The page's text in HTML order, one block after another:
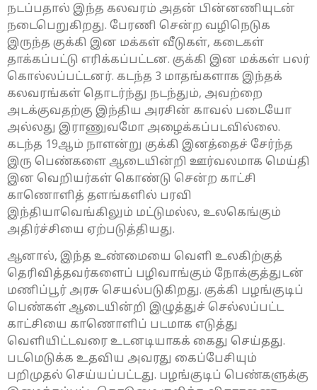
நடப்பதால் இந்த கலவரம் அதன் பின்னணியுடன்
நடைபெறுகிறது. பேரணி சென்ற வழிநெடுக
இருந்த குக்கி இன மக்கள் வீடுகள், கடைகள்
தாக்கப்பட்டு எரிக்கப்பட்டன. குக்கி இன மக்கள் பலர்
கொல்லப்பட்டனர். கடந்த 3 மாதங்களாக இந்தக்
கலவரங்கள் தொடர்ந்து நடந்தும், அவற்றை
அடக்குவதற்கு இந்திய அரசின் காவல் படையோ
அல்லது இராணுவமோ அழைக்கப்படவில்லை.
கடந்த 19ஆம் நாளன்று குக்கி இனத்தைச் சேர்ந்த
இரு பெண்களை ஆடையின்றி ஊர்வலமாக மெய்தி
இன வெறியர்கள் கொண்டு சென்ற காட்சி
காணொளித் தளங்களில் பரவி
இந்தியாவெங்கிலும் மட்டுமல்ல, உலகெங்கும்
அதிர்ச்சியை ஏற்படுத்தியது.
ஆனால், இந்த உண்மையை வெளி உலகிற்குத்
தெரிவித்தவர்களைப் பழிவாங்கும் நோக்குத்துடன்
மணிப்பூர் அரசு செயல்படுகிறது. குக்கி பழங்குடிப்
பெண்கள் ஆடையின்றி இழுத்துச் செல்லப்பட்ட
காட்சியை காணொளிப் படமாக எடுத்து
வெளியிட்டவரை உடனடியாகக் கைது செய்தது.
படமெடுக்க உதவிய அவரது கைப்பேசியும்
பறிமுதல் செய்யப்பட்டது. பழங்குடிப் பெண்களுக்கு